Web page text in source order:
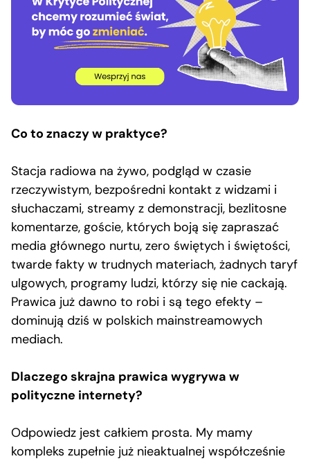
Co to znaczy w praktyce?
Stacja radiowa na żywo, podgląd w czasie
rzeczywistym, bezpośredni kontakt z widzami i
słuchaczami, streamy z demonstracji, bezlitosne
komentarze, goście, których boją się zapraszać
media głównego nurtu, zero świętych i świętości,
twarde fakty w trudnych materiach, żadnych taryf
ulgowych, programy ludzi, którzy się nie cackają.
Prawica już dawno to robi i są tego efekty –
dominują dziś w polskich mainstreamowych
mediach.
Dlaczego skrajna prawica wygrywa w
polityczne internety?
Odpowiedz jest całkiem prosta. My mamy
kompleks zupełnie już nieaktualnej współcześnie